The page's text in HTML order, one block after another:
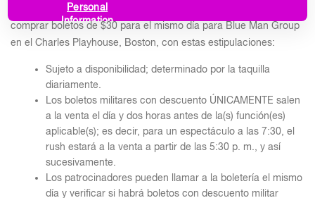
veteranos o familiares) con una identificación válida pueden
comprar boletos de $30 para el mismo día para Blue Man Group
en el Charles Playhouse, Boston, con estas estipulaciones:
Sujeto a disponibilidad; determinado por la taquilla
diariamente.
Los boletos militares con descuento ÚNICAMENTE salen
a la venta el día y dos horas antes de la(s) función(es)
aplicable(s); es decir, para un espectáculo a las 7:30, el
rush estará a la venta a partir de las 5:30 p. m., y así
sucesivamente.
Los patrocinadores pueden llamar a la boletería el mismo
día y verificar si habrá boletos con descuento militar
Personal
Information